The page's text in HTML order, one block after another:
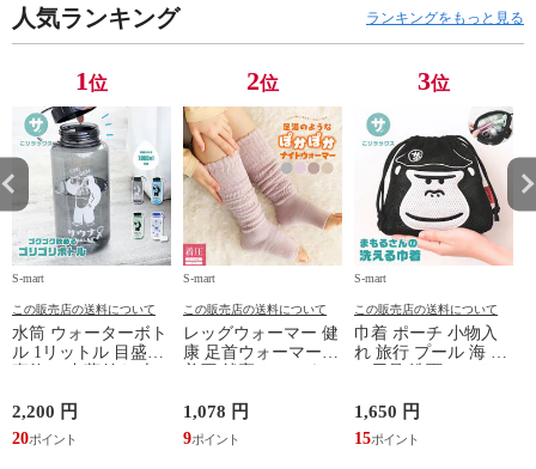
TOPAZ 1410
人気ランキング ランキングをもっと見る
1位
S-mart
この販売店の送料について
水筒 ウォーターボト
ル 1リットル 目盛り
マイボトル 動物 ア
ニマル ゴリラ ごリ
ラックス ゴリゴリボ
2,200 円
20
2位
S-mart
この販売店の送料について
レッグウォーマー 健
康 足首ウォーマー
ふんわり 足湯のよう
なぽかぽかナイトウ
ォーマー inf-26
1,078 円
9
3位
S-mart
この販売店の送料について
巾着 ポーチ 小物入
れ 旅行 プール 海 バ
サウナ ごリラックス
まもるさんの洗える
巾着 ブラック 黒
1,650 円
15